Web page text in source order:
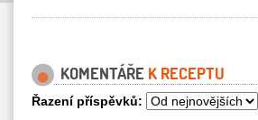
KOMENTÁŘE K RECEPTU
Řazení příspěvků: